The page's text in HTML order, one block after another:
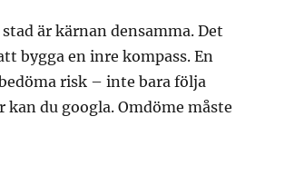
är kärnan densamma. Det
bygga en inre kompass. En
risk – inte bara följa
kan du googla. Omdöme måste